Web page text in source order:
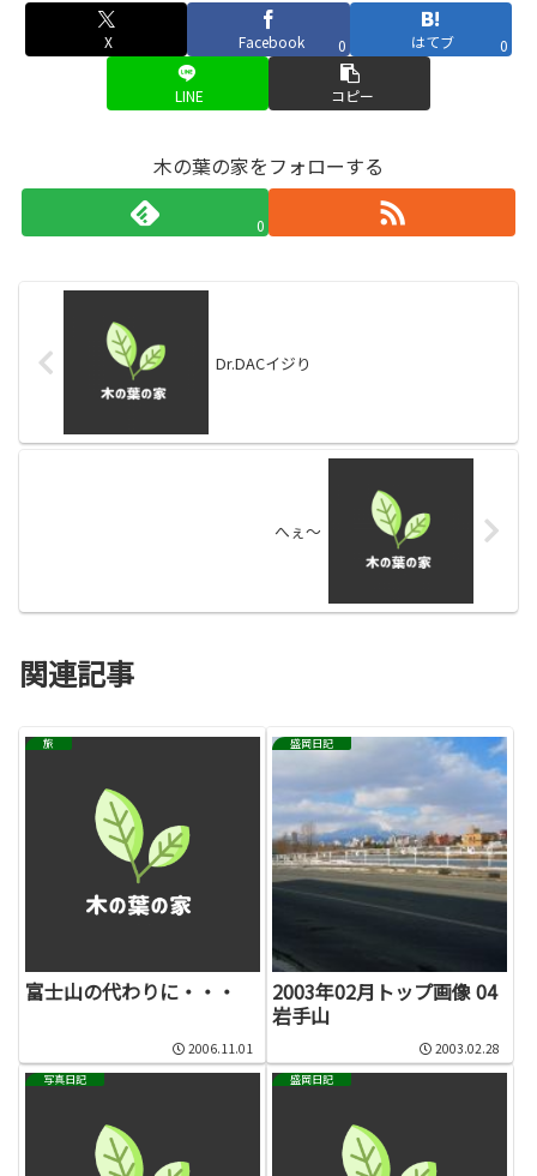
X Facebook 0 はてブ 0
LINE コピー
木の葉の家をフォローする
0
Dr.DACイジり
へぇ～
関連記事
旅
富士山の代わりに・・・
2006.11.01
盛岡日記
2003年02月トップ画像 04
岩手山
2003.02.28
写真日記 盛岡日記